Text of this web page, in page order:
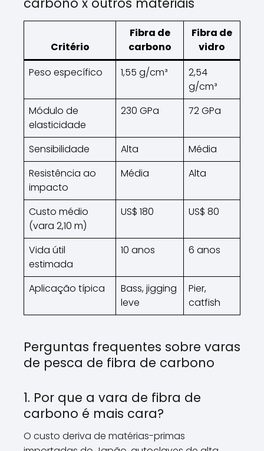
Critério
Fibra de
carbono
Fibra de
vidro
Peso específico
1,55 g/cm³
2,54
g/cm³
Módulo de
elasticidade
230 GPa 72 GPa
Sensibilidade Alta
Média
Resistência ao
impacto
Média Alta
Custo médio
(vara 2,10 m)
US$ 180 US$ 80
Vida útil
estimada
10 anos 6 anos
Aplicação típica
Bass, jigging
leve
Pier,
catfish
Perguntas frequentes sobre varas
de pesca de fibra de carbono
1. Por que a vara de fibra de
carbono é mais cara?
O custo deriva de matérias-primas